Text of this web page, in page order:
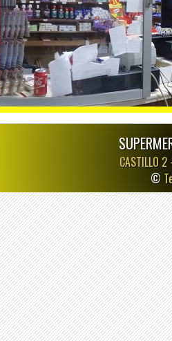
CASTILLO
©